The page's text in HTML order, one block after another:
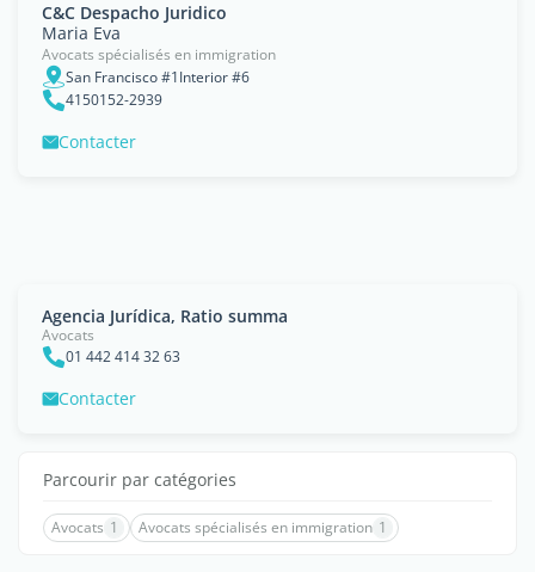
C&C Despacho Juridico
Maria Eva
Avocats spécialisés en immigration
San Francisco #1Interior #6
4150152-2939
Contacter
Agencia Jurídica, Ratio summa
Avocats
01 442 414 32 63
Contacter
Parcourir par catégories
Avocats 1 Avocats spécialisés en immigration 1